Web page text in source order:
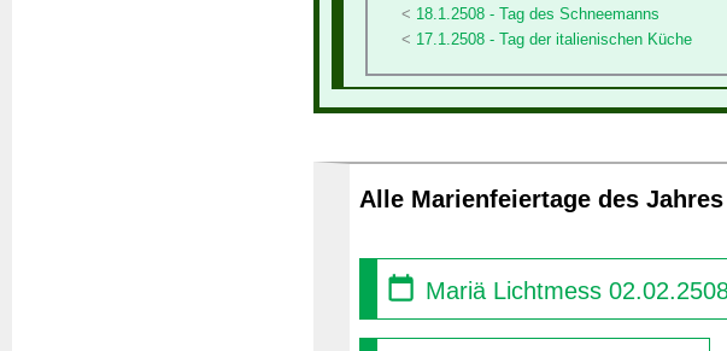
18.1.2508 - Tag des Schneemanns
17.1.2508 - Tag der italienischen Küche
Alle Marienfeiertage des Jahres
Mariä Lichtmess